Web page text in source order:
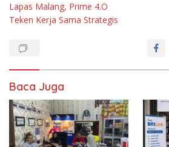
Lapas Malang, Prime 4.O
Teken Kerja Sama Strategis
Baca Juga